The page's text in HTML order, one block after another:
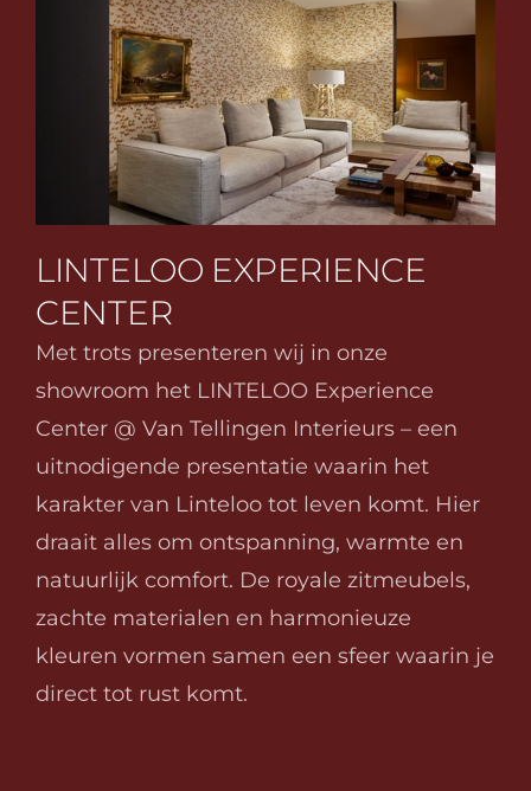
LINTELOO EXPERIENCE
CENTER
Met trots presenteren wij in onze
showroom het LINTELOO Experience
Center @ Van Tellingen Interieurs – een
uitnodigende presentatie waarin het
karakter van Linteloo tot leven komt. Hier
draait alles om ontspanning, warmte en
natuurlijk comfort. De royale zitmeubels,
zachte materialen en harmonieuze
kleuren vormen samen een sfeer waarin je
direct tot rust komt.